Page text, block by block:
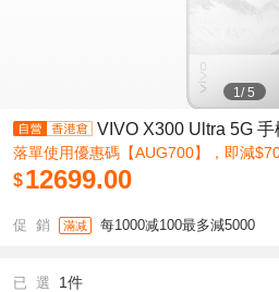
1/5
VIVO X300 Ultra 5G
落單使用優惠碼【AUG700】，即減
$12699.00
促 銷 滿减 每1000减100最多減5000
已 選 1件